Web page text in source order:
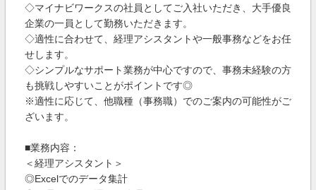
◇マイナビワークスの社員としてご入社いただき、大手優良
企業の一員として勤務いただきます。
◇適性に合わせて、経理アシスタントや一般事務などをお任
せします。
◇シンプルなサポート業務が中心ですので、事務未経験の方
も挑戦しやすいことがポイントです◎
※適性に応じて、他職種（事務職）でのご案内の可能性がご
ざいます。
■業務内容：
＜経理アシスタント＞
◎Excelでのデータ集計